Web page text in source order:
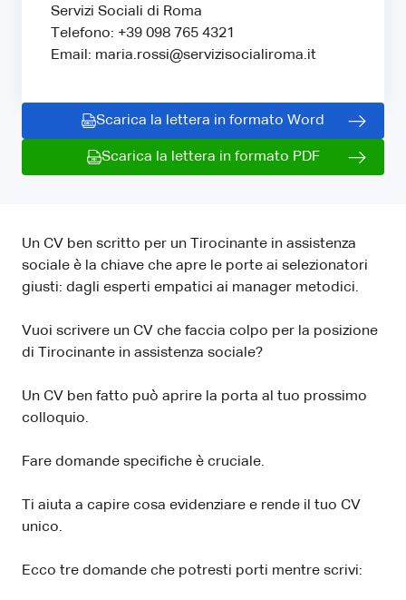
Servizi Sociali di Roma
Telefono: +39 098 765 4321
Email: maria.rossi@servizisocialiroma.it
Scarica la lettera in formato Word
Scarica la lettera in formato PDF
Un CV ben scritto per un Tirocinante in assistenza
sociale è la chiave che apre le porte ai selezionatori
giusti: dagli esperti empatici ai manager metodici.
Vuoi scrivere un CV che faccia colpo per la posizione
di Tirocinante in assistenza sociale?
Un CV ben fatto può aprire la porta al tuo prossimo
colloquio.
Fare domande specifiche è cruciale.
Ti aiuta a capire cosa evidenziare e rende il tuo CV
unico.
Ecco tre domande che potresti porti mentre scrivi: